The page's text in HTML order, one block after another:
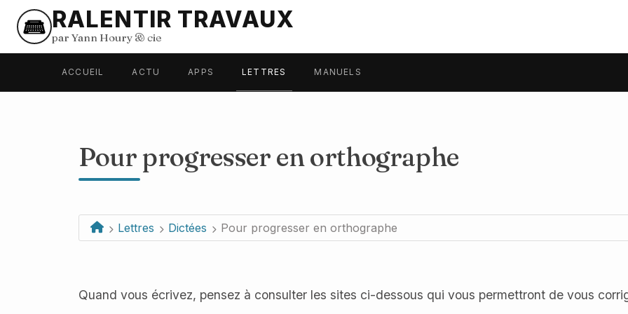
RALENTIR TRAVAUX
par Yann Houry & cie
ACCUEIL ACTU APPS LETTRES MANUELS
Pour progresser en orthographe
Lettres Dictées Pour progresser en orthographe
Quand vous écrivez, pensez à consulter les sites ci-dessous qui vous permettront de vous